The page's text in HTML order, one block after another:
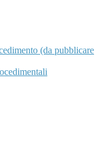
(da pubblicare